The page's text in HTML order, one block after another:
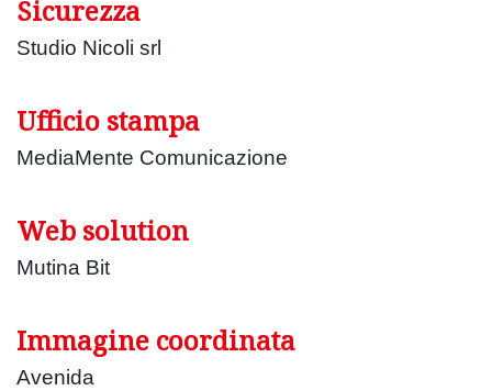
Sicurezza
Studio Nicoli srl
Ufficio stampa
MediaMente Comunicazione
Web solution
Mutina Bit
Immagine coordinata
Avenida